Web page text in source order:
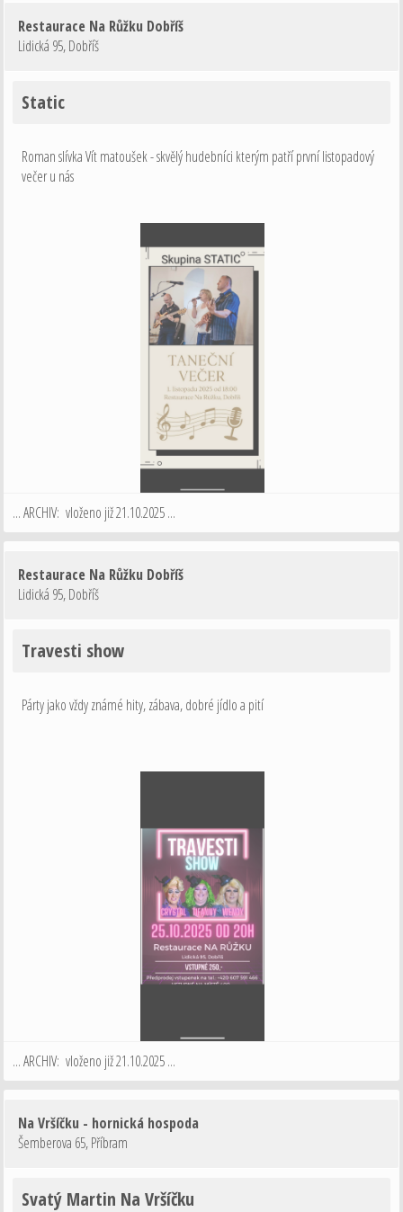
Restaurace Na Růžku Dobříš
Lidická 95,Dobříš
Static
Roman slívka Vít matoušek - skvělý hudebníci kterým patří první listopadový
večer u nás
... ARCHIV: vloženo již 21.10.2025 ...
Restaurace Na Růžku Dobříš
Lidická 95,Dobříš
Travesti show
Párty jako vždy známé hity, zábava, dobré jídlo a pití
... ARCHIV: vloženo již 21.10.2025 ...
Na Vršíčku - hornická hospoda
Šemberova 65,Příbram
Svatý Martin Na Vršíčku